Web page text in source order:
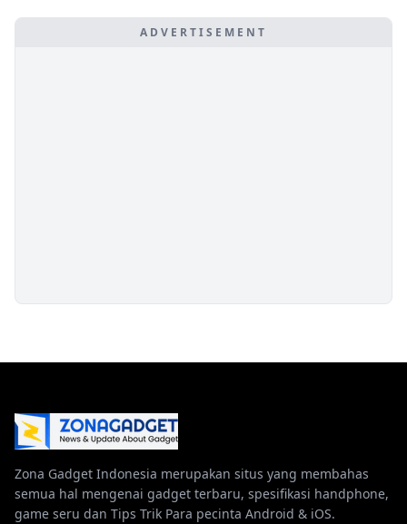
ADVERTISEMENT
Zona Gadget Indonesia merupakan situs yang membahas
semua hal mengenai gadget terbaru, spesifikasi handphone,
game seru dan Tips Trik Para pecinta Android & iOS.